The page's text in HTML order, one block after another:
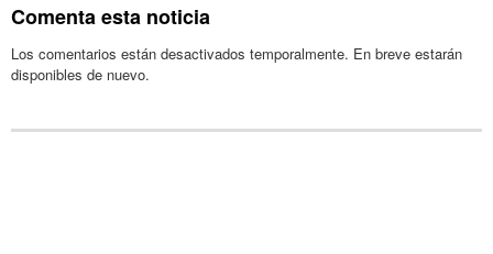
Comenta esta noticia
Los comentarios están desactivados temporalmente. En breve estarán
disponibles de nuevo.